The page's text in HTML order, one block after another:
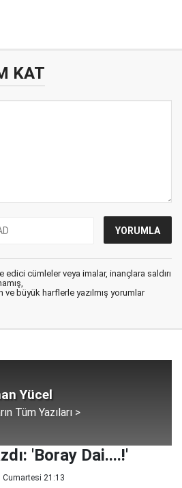
KAT
edici cümleler veya imalar, inançlara saldırı
ve büyük harflerle yazılmış yorumlar
Yücel
Tüm Yazıları >
'Boray Dai....!'
21:13